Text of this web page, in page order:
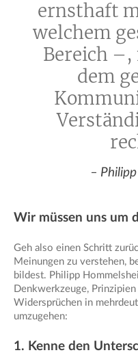
ernsthaft
welchem
Bereich –,
dem
–
Wir müssen uns um
Geh also einen Schritt
Meinungen zu verstehen,
bildest. Philipp
Denkwerkzeuge,
Widersprüchen in
umzugehen:
1. Kenne den